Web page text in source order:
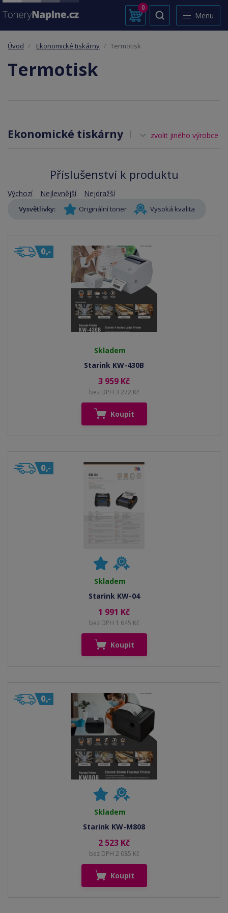
0
Menu
Úvod Ekonomické tiskárny Termotisk
Termotisk
Ekonomické tiskárny zvolit jiného výrobce
Příslušenství k produktu
Výchozí Nejlevnější Nejdražší
Vysvětlivky: Originální toner Vysoká kvalita
Skladem
Starink KW-430B
3 959 Kč
bez DPH 3 272 Kč
Koupit
Skladem
Starink KW-04
1 991 Kč
bez DPH 1 645 Kč
Koupit
Skladem
Starink KW-M808
2 523 Kč
bez DPH 2 085 Kč
Koupit